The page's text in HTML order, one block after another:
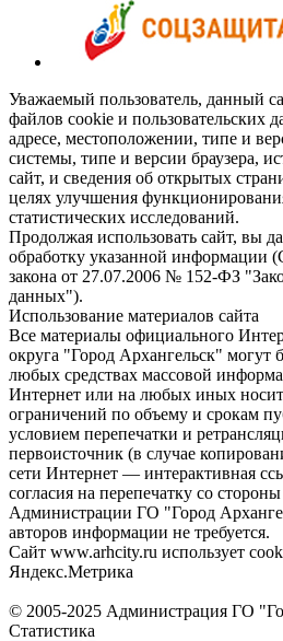
Уважаемый пользователь, данный
файлов cookie и
адресе, местоположении, типе и
системы, типе и версии браузера,
сайт, и сведения об открытых
целях улучшения
статистических исследований.
Продолжая использовать сайт, вы
обработку указанной информации
закона от 27.07.2006 № 152-ФЗ
данных").
Использование материалов сайта
Все материалы официального
округа "Город Архангельск" могут
любых средствах массовой
Интернет или на любых иных
ограничений по объему и срокам
условием перепечатки и
первоисточник (в случае
сети Интернет — интерактивная
согласия на перепечатку со
Администрации ГО "Город
авторов информации не требуется.
Сайт www.arhcity.ru использует
Яндекс.Метрика
© 2005-2025 Администрация ГО
Статистика